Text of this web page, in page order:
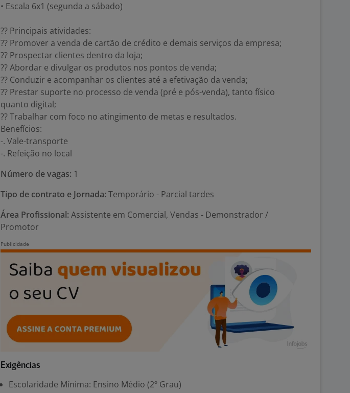
• Escala 6x1 (segunda a sábado)
?? Principais atividades:
?? Promover a venda de cartão de crédito e demais serviços da empresa;
?? Prospectar clientes dentro da loja;
?? Abordar e divulgar os produtos nos pontos de venda;
?? Conduzir e acompanhar os clientes até a efetivação da venda;
?? Prestar suporte no processo de venda (pré e pós-venda), tanto físico
quanto digital;
?? Trabalhar com foco no atingimento de metas e resultados.
Benefícios:
-. Vale-transporte
-. Refeição no local
Número de vagas: 1
Tipo de contrato e Jornada: Temporário - Parcial tardes
Área Profissional: Assistente em Comercial, Vendas - Demonstrador /
Promotor
Exigências
Escolaridade Mínima: Ensino Médio (2º Grau)